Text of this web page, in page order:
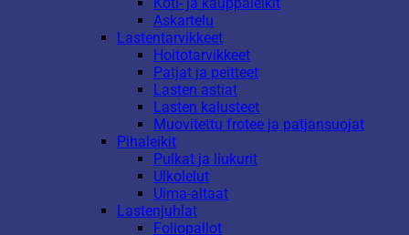
Askartelu
Lastentarvikkeet
Hoitotarvikkeet
Patjat ja peitteet
Lasten astiat
Lasten kalusteet
Muovitettu frotee ja patjansuojat
Pihaleikit
Pulkat ja liukurit
Ulkolelut
Uima-altaat
Lastenjuhlat
Foliopallot